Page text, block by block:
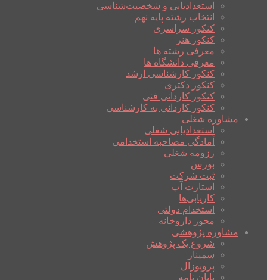
استعدادیابی و شخصیت‌شناسی
انتخاب رشته پایه نهم
کنکور سراسری
کنکور هنر
معرفی رشته ها
معرفی دانشگاه ها
کنکور کارشناسی ارشد
کنکور دکتری
کنکور کاردانی فنی
کنکور کاردانی به کارشناسی
مشاوره شغلی
استعدادیابی شغلی
آمادگی مصاحبه استخدامی
رزومه شغلی
بورس
ثبت شرکت
استارت آپ
کاریابی‌ها
استخدام دولتی
مجوز داروخانه
مشاوره پژوهشی
شروع یک پژوهش
سمینار
پروپوزال
پایان نامه